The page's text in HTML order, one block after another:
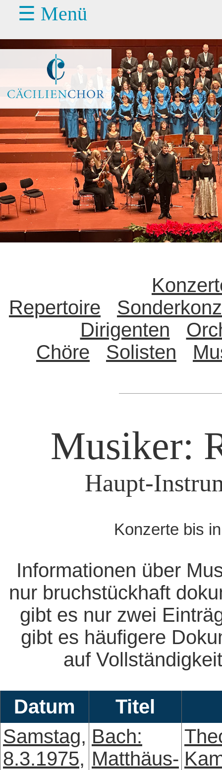
☰ Menü
Repertoire
Dirigenten
Chöre
Solisten
Musiker:
Haupt-
Konzerte bis
Informationen über
nur bruchstückhaft
gibt es nur zwei
gibt es häufigere
auf
Datum
Titel
Samstag,
8.3.1975,
Bach:
Matthäus-